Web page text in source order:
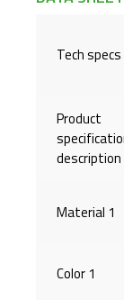
Tech specs
Product
description
Material 1
Color 1